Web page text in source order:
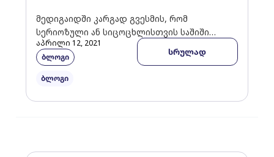
მედიგაიდში კარგად გვესმის, რომ
სერიოზული ან სიცოცხლისთვის საშიში
სამედიცინო დიაგნოზი რთული მოსასმენია.
ასევე, თქვენს ჯანმრთელობაზე კრიტიკული
გავლენა აქვს გადაწყვეტილებებს,
რომელსაც […]
აპრილი 12, 2021
ბლოგი
ბლოგი
სრულად